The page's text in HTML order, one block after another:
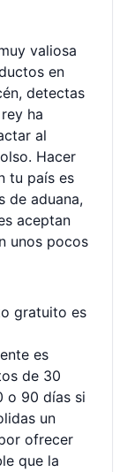
valiosa
en
detectas
ha
al
Hacer
tu país es
de aduana,
aceptan
unos pocos
gratuito es
es
de 30
o 90 días si
un
ofrecer
que la